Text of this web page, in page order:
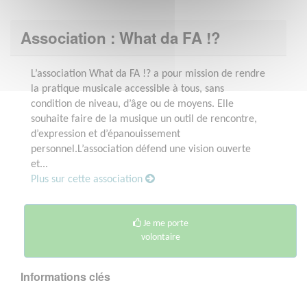
Association : What da FA !?
L’association What da FA !? a pour mission de rendre
la pratique musicale accessible à tous, sans
condition de niveau, d’âge ou de moyens. Elle
souhaite faire de la musique un outil de rencontre,
d’expression et d’épanouissement
personnel.L’association défend une vision ouverte
et...
Plus sur cette association
Je me porte
volontaire
Informations clés